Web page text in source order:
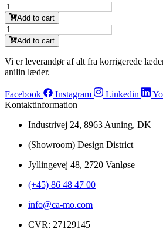
IMP
9070
Army
(L)
antal
Add to cart
IMP
9070
Army
(L)
antal
Add to cart
Vi er leverandør af alt fra korrigerede
anilin læder.
Facebook Instagram Linkedin
Kontaktinformation
Industrivej 24, 8963 Auning, DK
(Showroom) Design District
Jyllingevej 48, 2720 Vanløse
(+45) 86 48 47 00
info@ca-mo.com
CVR: 27129145